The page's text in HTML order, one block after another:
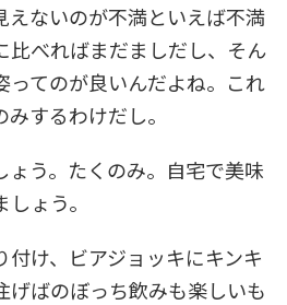
えないのが不満といえば不満
比べればまだましだし、そん
ってのが良いんだよね。これ
するわけだし。
ょう。たくのみ。自宅で美味
ょう。
付け、ビアジョッキにキンキ
げばのぼっち飲みも楽しいも